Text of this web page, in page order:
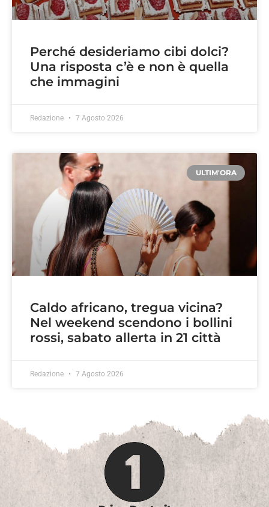
Perché desideriamo cibi dolci?
Una risposta c’è e non è quella
che immagini
Redazione 7 Agosto 2026
ULTIM'ORA
Caldo africano, tregua vicina?
Nel weekend scendono i bollini
rossi, sabato allerta in 21 città
Redazione 7 Agosto 2026